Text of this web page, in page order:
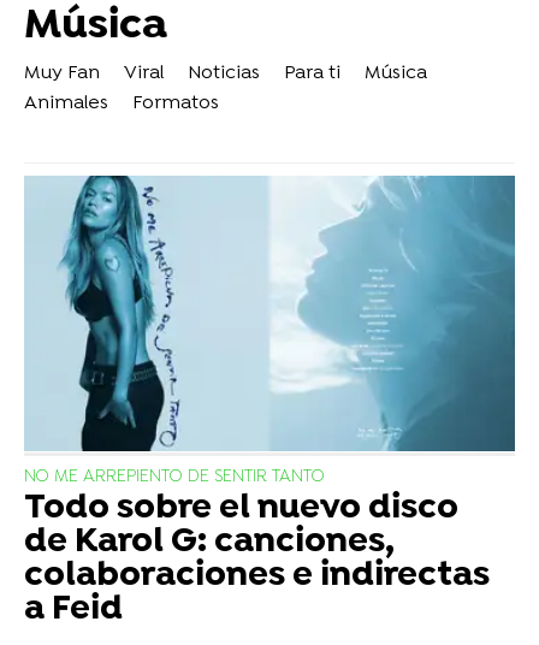
Música
Muy Fan Viral Noticias Para ti
Música
Animales
Formatos
NO ME ARREPIENTO DE SENTIR TANTO
Todo sobre el nuevo disco
de Karol G: canciones,
colaboraciones e indirectas
a Feid